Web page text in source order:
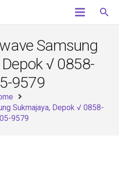
search
Samsung
√ 0858-
9579
Sukmajaya, Depok √ 0858-
9579